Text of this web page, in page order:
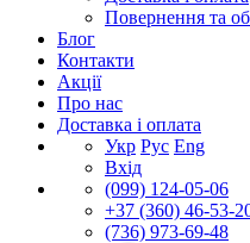
Повернення та
Блог
Контакти
Акції
Про нас
Доставка і оплата
Укр Рус Eng
Вхід
(099) 124-05-06
+37 (360) 46-53-
(736) 973-69-48